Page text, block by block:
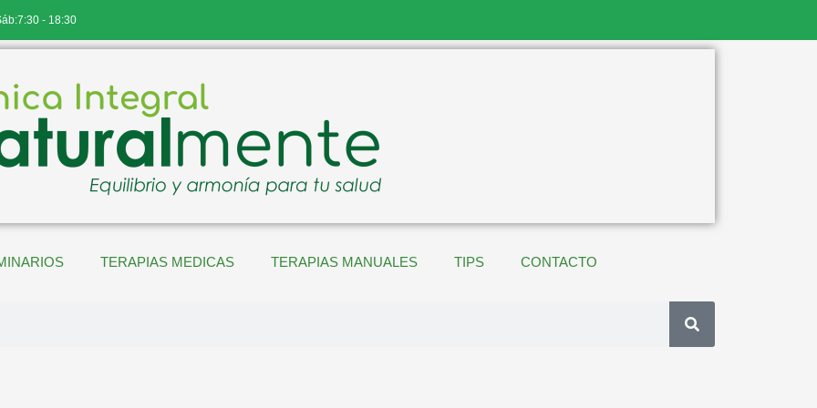
- 18:30
TERAPIAS MEDICAS TERAPIAS MANUALES TIPS CONTACTO